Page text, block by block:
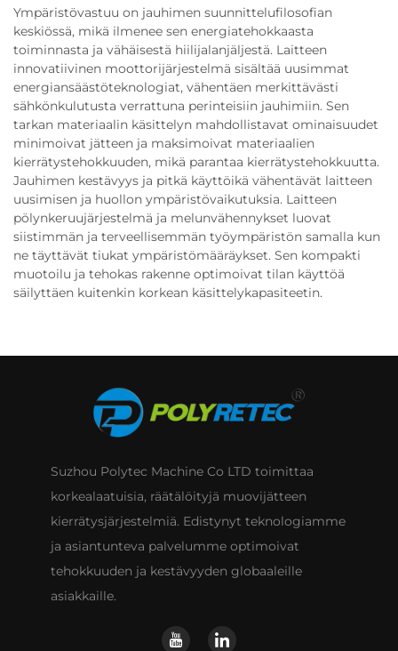
Ympäristövastuu on jauhimen suunnittelufilosofian
keskiössä, mikä ilmenee sen energiatehokkaasta
toiminnasta ja vähäisestä hiilijalanjäljestä. Laitteen
innovatiivinen moottorijärjestelmä sisältää uusimmat
energiansäästöteknologiat, vähentäen merkittävästi
sähkönkulutusta verrattuna perinteisiin jauhimiin. Sen
tarkan materiaalin käsittelyn mahdollistavat ominaisuudet
minimoivat jätteen ja maksimoivat materiaalien
kierrätystehokkuuden, mikä parantaa kierrätystehokkuutta.
Jauhimen kestävyys ja pitkä käyttöikä vähentävät laitteen
uusimisen ja huollon ympäristövaikutuksia. Laitteen
pölynkeruujärjestelmä ja melunvähennykset luovat
siistimmän ja terveellisemmän työympäristön samalla kun
ne täyttävät tiukat ympäristömääräykset. Sen kompakti
muotoilu ja tehokas rakenne optimoivat tilan käyttöä
säilyttäen kuitenkin korkean käsittelykapasiteetin.
Suzhou Polytec Machine Co LTD toimittaa
korkealaatuisia, räätälöityjä muovijätteen
kierrätysjärjestelmiä. Edistynyt teknologiamme
ja asiantunteva palvelumme optimoivat
tehokkuuden ja kestävyyden globaaleille
asiakkaille.